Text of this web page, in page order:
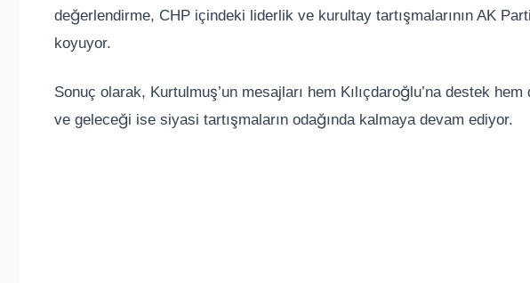
değerlendirme, CHP içindeki liderlik ve kurultay tartışmalarının AK
koyuyor.
Sonuç olarak, Kurtulmuş’un mesajları hem Kılıçdaroğlu’na destek
ve geleceği ise siyasi tartışmaların odağında kalmaya devam ediyor.